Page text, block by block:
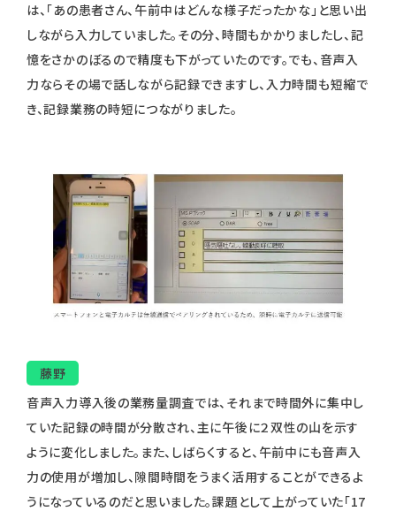
は、「あの患者さん、午前中はどんな様子だったかな」と思い出
しながら入力していました。その分、時間もかかりましたし、記
憶をさかのぼるので精度も下がっていたのです。でも、音声入
力ならその場で話しながら記録できますし、入力時間も短縮で
き、記録業務の時短につながりました。
藤野
音声入力導入後の業務量調査では、それまで時間外に集中し
ていた記録の時間が分散され、主に午後に２双性の山を示す
ように変化しました。また、しばらくすると、午前中にも音声入
力の使用が増加し、隙間時間をうまく活用することができるよ
うになっているのだと思いました。課題として上がっていた「17